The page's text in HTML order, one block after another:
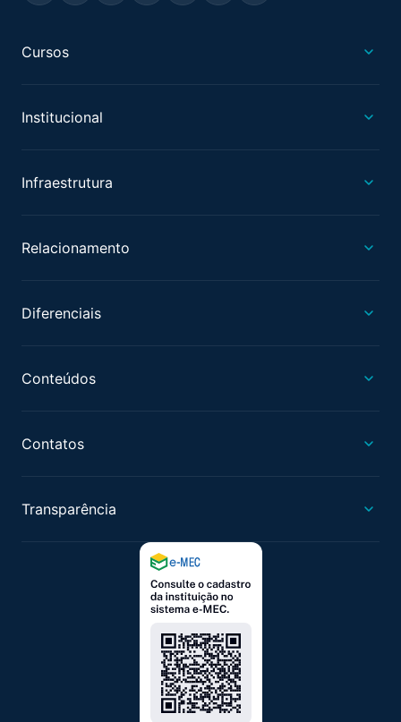
Cursos
Institucional
Infraestrutura
Relacionamento
Diferenciais
Conteúdos
Contatos
Transparência